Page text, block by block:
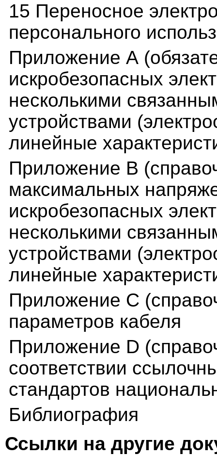
15 Переносное
персонального
Приложение А
искробезопасных
несколькими
устройствами
линейные
Приложение В
максимальных
искробезопасных
несколькими
устройствами
линейные
Приложение С
параметров кабеля
Приложение D
соответствии
стандартов
Библиография
Ссылки на другие